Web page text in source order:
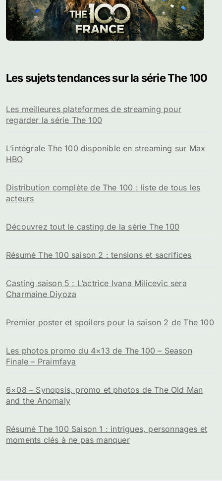
Les sujets tendances sur la série The 100
Les meilleures plateformes de streaming pour
regarder la série The 100
L’intégrale The 100 disponible en streaming sur Max
HBO
Distribution complète de The 100 : liste de tous les
acteurs
Découvrez tout le casting de la série The 100
Résumé The 100 saison 2 : tensions et sacrifices
Casting saison 5 : L’actrice Ivana Milicevic sera
Charmaine Diyoza
Premier poster et spoilers pour la saison 2 de The 100
Les photos promo du 4×13 de The 100 – Season
Finale – Praimfaya
6×08 – Synopsis, promo et photos de The Old Man
and the Anomaly
Résumé The 100 Saison 1 : intrigues, personnages et
moments clés à ne pas manquer